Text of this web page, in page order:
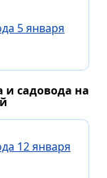
5 января
садовода на
12 января